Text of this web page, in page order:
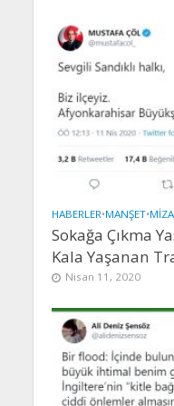
HABERLER•MANŞET•
Sokağa Çıkma
Kala Yaşanan
Nisan 11, 2020